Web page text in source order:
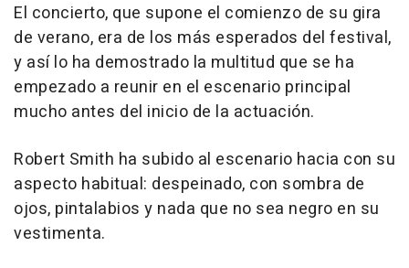
El concierto, que supone el comienzo de su gira
de verano, era de los más esperados del festival,
y así lo ha demostrado la multitud que se ha
empezado a reunir en el escenario principal
mucho antes del inicio de la actuación.
Robert Smith ha subido al escenario hacia con su
aspecto habitual: despeinado, con sombra de
ojos, pintalabios y nada que no sea negro en su
vestimenta.